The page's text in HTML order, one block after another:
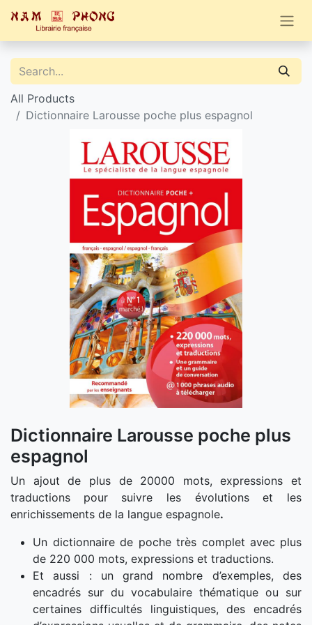
All Products
Dictionnaire Larousse poche plus espagnol
Dictionnaire Larousse poche plus
espagnol
Un ajout de plus de 20000 mots, expressions et
traductions
pour suivre les évolutions et les
enrichissements de la langue espagnole.
Un dictionnaire de poche très complet avec plus
de 220 000 mots, expressions et traductions.
Et aussi : un grand nombre d’exemples, des
encadrés sur du vocabulaire thématique ou sur
certaines difficultés linguistiques, des encadrés